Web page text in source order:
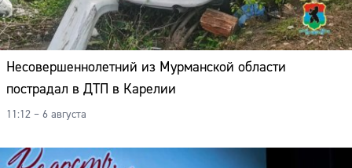
Несовершеннолетний из Мурманской области
пострадал в ДТП в Карелии
11:12 – 6 августа